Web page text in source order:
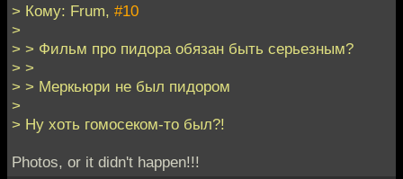
> Кому: Frum, #10
>
> > Фильм про пидора обязан быть серьезным?
> >
> > Меркьюри не был пидором
>
> Ну хоть гомосеком-то был?!
Photos, or it didn't happen!!!